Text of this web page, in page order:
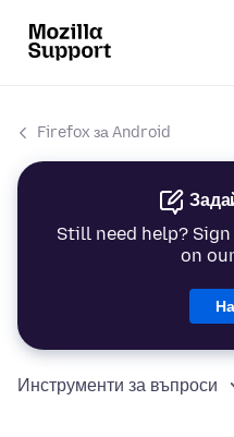
Firefox за Android
Still need help?
on
Инструменти за въпроси